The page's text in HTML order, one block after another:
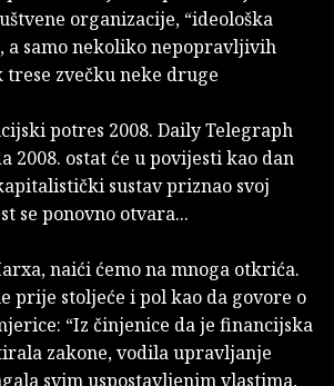
organizacije, “ideološka
a samo nekoliko nepopravljivih
trese zvečku neke druge
potres 2008. Daily Telegraph
2008. ostat će u povijesti kao dan
sustav priznao svoj
se ponovno otvara...
naići ćemo na mnoga otkrića.
prije stoljeće i pol kao da govore o
“Iz činjenice da je financijska
zakone, vodila upravljanje
svim uspostavljenim vlastima,